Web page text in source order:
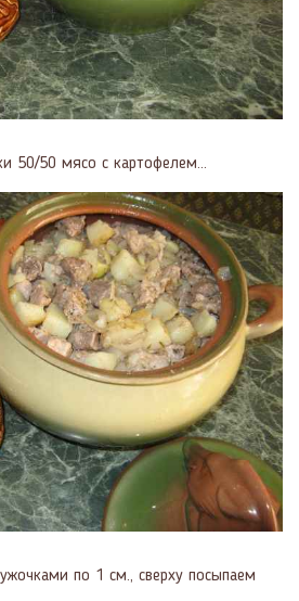
50/50 мясо с картофелем...
по 1 см., сверху посыпаем